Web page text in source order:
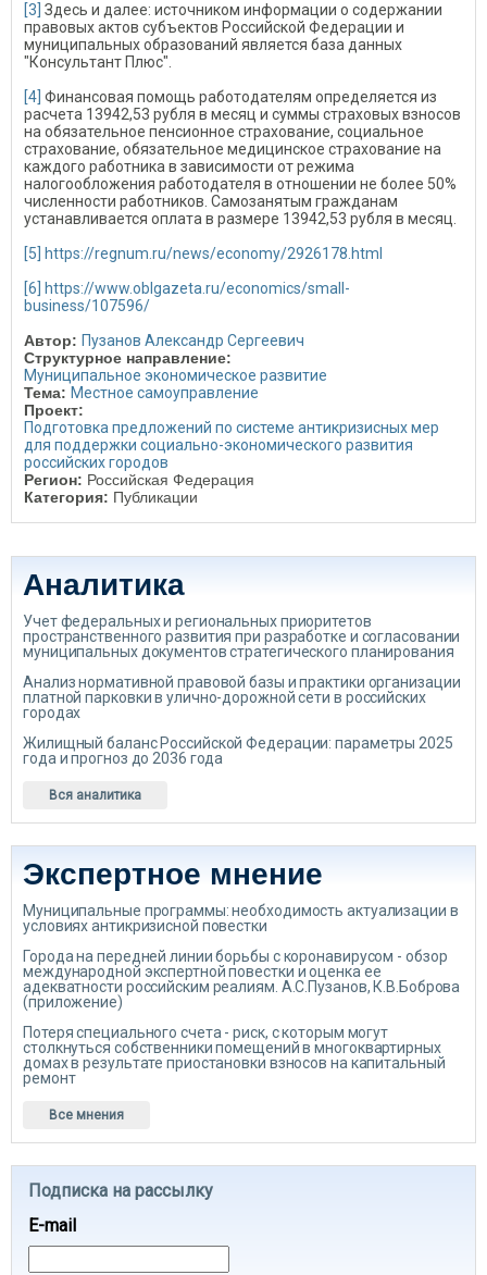
[3] Здесь и далее: источником информации о содержании
правовых актов субъектов Российской Федерации и
муниципальных образований является база данных
"Консультант Плюс".
[4] Финансовая помощь работодателям определяется из
расчета 13942,53 рубля в месяц и суммы страховых взносов
на обязательное пенсионное страхование, социальное
страхование, обязательное медицинское страхование на
каждого работника в зависимости от режима
налогообложения работодателя в отношении не более 50%
численности работников. Самозанятым гражданам
устанавливается оплата в размере 13942,53 рубля в месяц.
[5]
https://regnum.ru/news/economy/2926178.html
[6]
https://www.oblgazeta.ru/economics/small-
business/107596/
Автор: Пузанов Александр Сергеевич
Структурное направление:
Муниципальное экономическое развитие
Тема: Местное самоуправление
Проект:
Подготовка предложений по системе антикризисных мер
для поддержки социально-экономического развития
российских городов
Регион: Российская Федерация
Категория: Публикации
Аналитика
Учет федеральных и региональных приоритетов
пространственного развития при разработке и согласовании
муниципальных документов стратегического планирования
Анализ нормативной правовой базы и практики организации
платной парковки в улично-дорожной сети в российских
городах
Жилищный баланс Российской Федерации: параметры 2025
года и прогноз до 2036 года
Вся аналитика
Экспертное мнение
Муниципальные программы: необходимость актуализации в
условиях антикризисной повестки
Города на передней линии борьбы с коронавирусом - обзор
международной экспертной повестки и оценка ее
адекватности российским реалиям. А.С.Пузанов, К.В.Боброва
(приложение)
Потеря специального счета - риск, с которым могут
столкнуться собственники помещений в многоквартирных
домах в результате приостановки взносов на капитальный
ремонт
Все мнения
Подписка на рассылку
E-mail